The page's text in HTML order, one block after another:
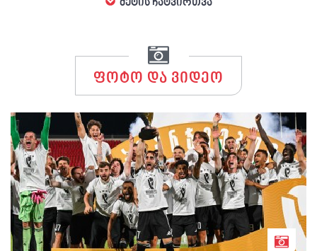
მეტის ჩატვირთვა
ფოტო და ვიდეო
ტორპედო საქართველოს სუპერთასის
გამარჯვებულია